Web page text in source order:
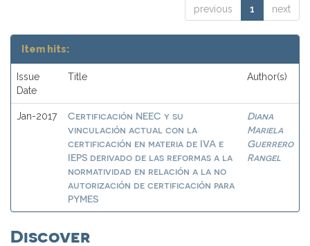
previous 1 next
Item hits:
Issue
Date
Title Author(s)
Jan-2017
Certificación NEEC y su
vinculación actual con la
certificación en materia de IVA e
IEPS derivado de las reformas a la
normatividad en relación a la no
autorización de certificación para
PYMES
Diana
Mariela
Guerrero
Rangel
Discover